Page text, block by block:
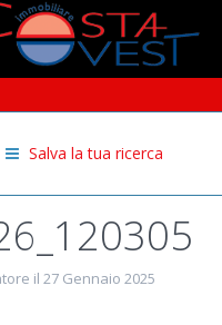
Salva la tua ricerca
il 27 Gennaio 2025